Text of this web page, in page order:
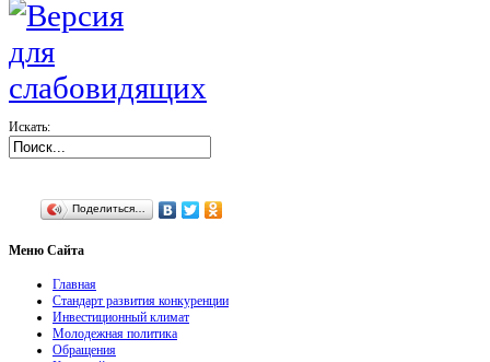
Искать:
Поделиться…
Меню Сайта
Главная
Стандарт развития конкуренции
Инвестиционный климат
Молодежная политика
Обращения